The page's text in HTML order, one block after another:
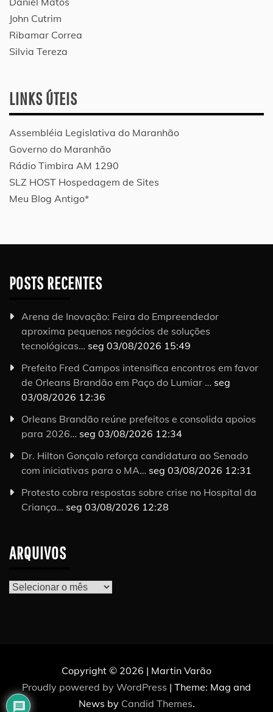
John Cutrim
Ribamar Correa
Silvia Tereza
LINKS ÚTEIS
Assembléia Legislativa do Maranhão
Governo do Maranhão
Rádio Timbira AM 1290
SLZ HOST Hospedagem de Sites
Meu Blog Antigo*
POSTS RECENTES
Arena de Inovação: Feira do Empreendedor
aproxima pequenos negócios de soluções
tecnológicas… seg 03/08/2026 15:49
Prefeito Fred Campos intensifica encontros em favor
de Orleans Brandão em Paço do Lumiar … seg
03/08/2026 12:36
Orleans Brandão reúne prefeitos e consolida apoios
para 2026… seg 03/08/2026 12:34
Dr. Hilton Gonçalo reforça candidatura ao Senado
com iniciativas para o MA… seg 03/08/2026 12:31
Protesto cobra respostas sobre crise no Hospital da
Criança… seg 03/08/2026 12:28
ARQUIVOS
Arquivos
Copyright © 2026 | Martin Varão
Proudly powered by WordPress | Theme: Mag and
News by Candid Themes.